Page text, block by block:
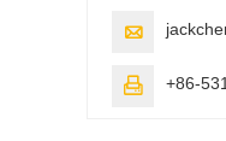

 +86-